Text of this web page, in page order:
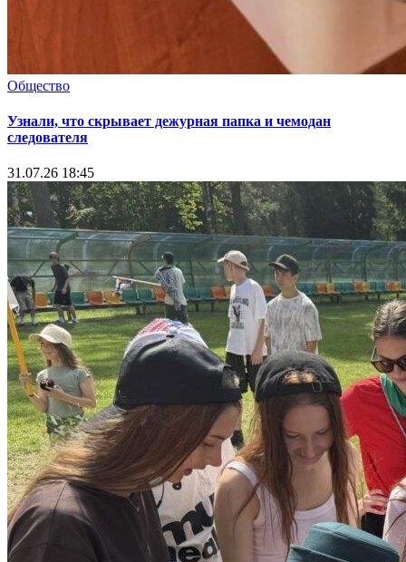
Общество
Узнали, что скрывает дежурная папка и чемодан
следователя
31.07.26 18:45